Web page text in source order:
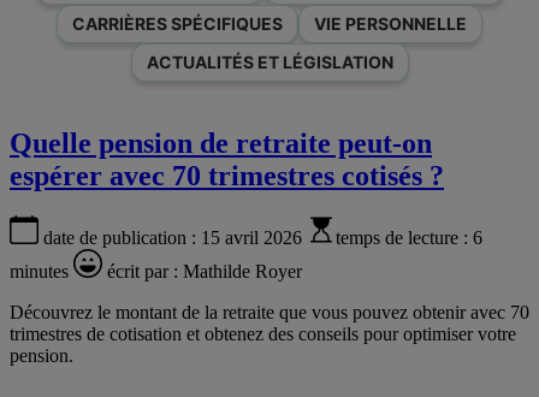
CARRIÈRES SPÉCIFIQUES
VIE PERSONNELLE
ACTUALITÉS ET LÉGISLATION
Quelle pension de retraite peut-on
espérer avec 70 trimestres cotisés ?
date de publication : 15 avril 2026 temps de lecture : 6
minutes
écrit par : Mathilde Royer
Découvrez le montant de la retraite que vous pouvez obtenir avec 70
trimestres de cotisation et obtenez des conseils pour optimiser votre
pension.